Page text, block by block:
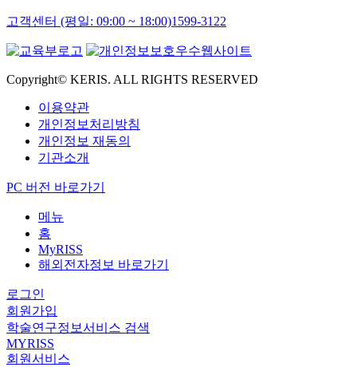
고객센터 (평일: 09:00 ~ 18:00)1599-3122
Copyright© KERIS. ALL RIGHTS RESERVED
이용약관
개인정보처리방침
개인정보 재동의
기관소개
PC 버전 바로가기
메뉴
홈
MyRISS
해외전자정보 바로가기
로그인
회원가입
학술연구정보서비스 검색
MYRISS
회원서비스